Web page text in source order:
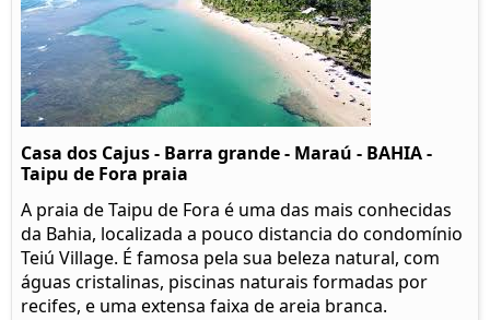
Casa dos Cajus - Barra grande - Maraú - BAHIA -
Taipu de Fora praia
A praia de Taipu de Fora é uma das mais conhecidas
da Bahia, localizada a pouco distancia do condomínio
Teiú Village. É famosa pela sua beleza natural, com
águas cristalinas, piscinas naturais formadas por
recifes, e uma extensa faixa de areia branca.